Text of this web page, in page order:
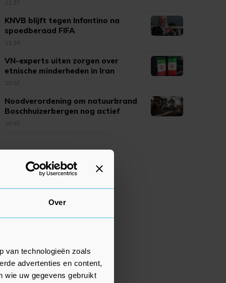
Over
van technologieën zoals
advertenties en content,
wie uw gegevens gebruikt
11:37
KNVB blijft tegen Infantino na
spoedberaad FIFA
11:26
VN-experts uiten zorgen over
etnische minderheden in Iran
10:57
Noodverordening om natuurbrand
Boschhuizerbergen nog actief
10:43